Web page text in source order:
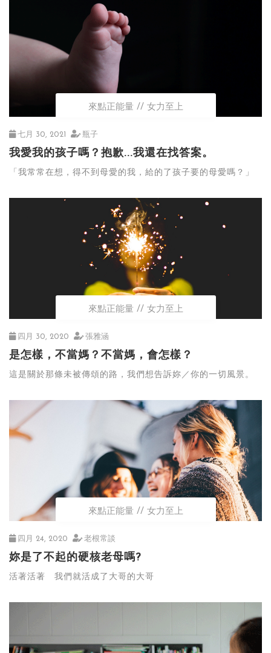
來點正能量 女力至上
七月 30, 2021 瓶子
我愛我的孩子嗎？抱歉...我還在找答案。
「我常常在想，得不到母愛的我，給的了孩子要的母愛嗎？」
來點正能量 女力至上
四月 30, 2020 張雅涵
是怎樣，不當媽？不當媽，會怎樣？
這是關於那條未被傳頌的路，我們想告訴妳／你的一切風景。
來點正能量 女力至上
四月 24, 2020 老根常談
妳是了不起的硬核老母嗎?
活著活著 我們就活成了大哥的大哥